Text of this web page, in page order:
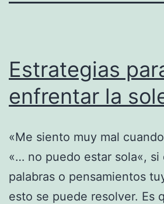
Estrategias
enfrentar la
«Me siento muy mal
«… no puedo estar sola«, si
palabras o pensamientos
esto se puede resolver. Es